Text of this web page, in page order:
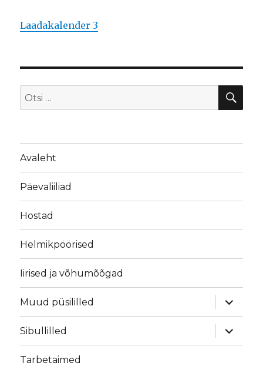
Laadakalender 3
Otsi:
Avaleht
Päevaliiliad
Hostad
Helmikpöörised
Iirised ja võhumõõgad
Muud püsililled
laienda
Sibullilled
laienda
Tarbetaimed